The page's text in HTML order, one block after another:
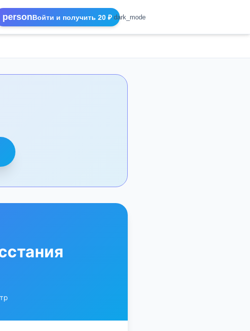
personВойти и получить 20 ₽ dark_mode